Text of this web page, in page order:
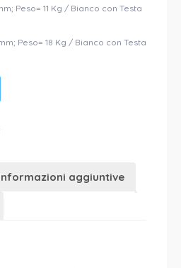
Peso= 11 Kg / Bianco con Testa
Peso= 18 Kg / Bianco con Testa
aggiuntive